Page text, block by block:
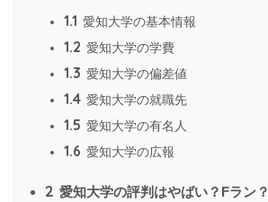
1.1 愛知大学の基本情報
1.2 愛知大学の学費
1.3 愛知大学の偏差値
1.4 愛知大学の就職先
1.5 愛知大学の有名人
1.6 愛知大学の広報
2 愛知大学の評判はやばい？Fラン？